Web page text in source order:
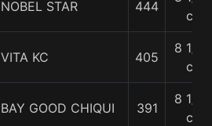
NOBEL STAR 444
c
VITA KC 405
8 1/4
c
BAY GOOD CHIQUI 391
8 1/4
c